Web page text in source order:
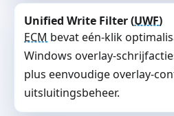
Unified Write Filter (UWF)
ECM bevat eén-klik
Windows overlay-
plus eenvoudige overlay-
uitsluitingsbeheer.